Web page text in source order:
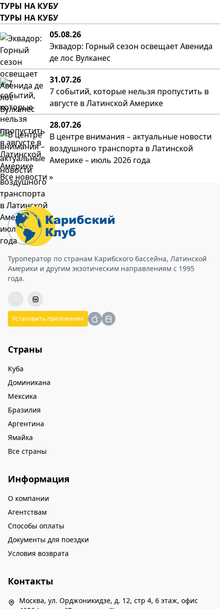
ТУРЫ НА КУБУ
ТУРЫ НА КУБУ
05.08.26
Эквадор: Горный сезон освещает Авенида
де лос Вулканес
31.07.26
7 событий, которые нельзя пропустить в
августе в Латинской Америке
28.07.26
В центре внимания – актуальные новости
воздушного транспорта в Латинской
Америке – июль 2026 года
Все новости »
Туроператор по странам Карибского бассейна, Латинской
Америки и другим экзотическим направлениям с 1995
года.
Установить приложение
Страны
Куба
Доминикана
Мексика
Бразилия
Аргентина
Ямайка
Все страны
Информация
О компании
Агентствам
Способы оплаты
Документы для поездки
Условия возврата
Контакты
Москва, ул. Орджоникидзе, д. 12, стр 4, 6 этаж, офис